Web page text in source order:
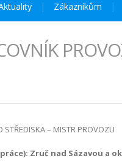
Zákazníkům
STŘEDISKA – MISTR PROVOZU
Zruč nad Sázavou a